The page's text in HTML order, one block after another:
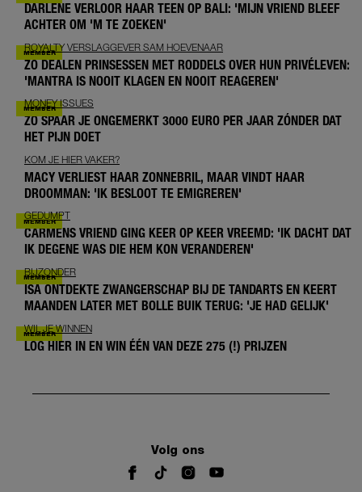
DARLENE VERLOOR HAAR TEEN OP BALI: 'MIJN VRIEND BLEEF
ACHTER OM 'M TE ZOEKEN'
ROYALTY VERSLAGGEVER SAM HOEVENAAR
ZO DEALEN PRINSESSEN MET RODDELS OVER HUN PRIVÉLEVEN:
'MANTRA IS NOOIT KLAGEN EN NOOIT REAGEREN'
MONEY ISSUES
ZO SPAAR JE ONGEMERKT 3000 EURO PER JAAR ZÓNDER DAT
HET PIJN DOET
KOM JE HIER VAKER?
MACY VERLIEST HAAR ZONNEBRIL, MAAR VINDT HAAR
DROOMMAN: 'IK BESLOOT TE EMIGREREN'
GEDUMPT
CARMENS VRIEND GING KEER OP KEER VREEMD: 'IK DACHT DAT
IK DEGENE WAS DIE HEM KON VERANDEREN'
BIJZONDER
ISA ONTDEKTE ZWANGERSCHAP BIJ DE TANDARTS EN KEERT
MAANDEN LATER MET BOLLE BUIK TERUG: 'JE HAD GELIJK'
WIL JE WINNEN
LOG HIER IN EN WIN ÉÉN VAN DEZE 275 (!) PRIJZEN
Volg ons